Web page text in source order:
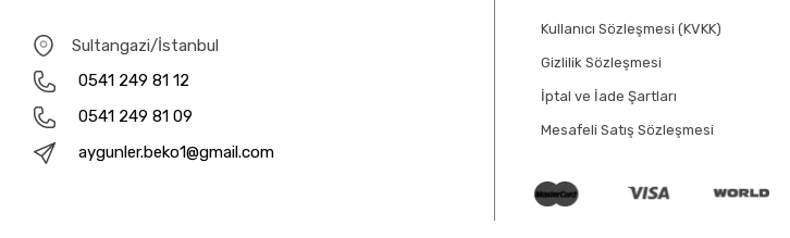
Sultangazi/İstanbul
0541 249 81 12
0541 249 81 09
aygunler.beko1@gmail.com
Kullanıcı Sözleşmesi (KVKK)
Gizlilik Sözleşmesi
İptal ve İade Şartları
Mesafeli Satış Sözleşmesi